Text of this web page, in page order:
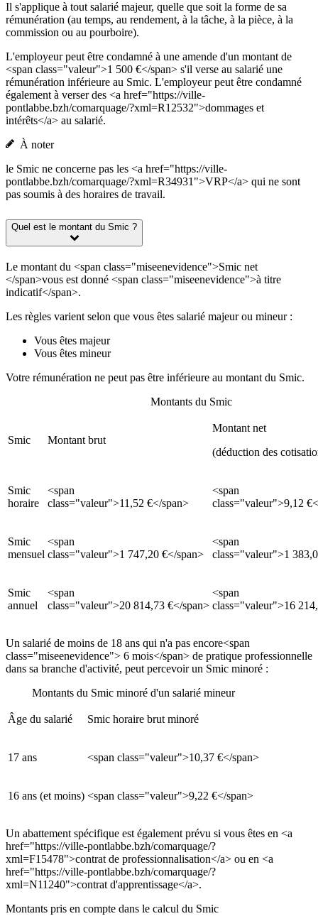
Il s'applique à tout salarié majeur, quelle que soit la forme de sa
rémunération (au temps, au rendement, à la tâche, à la pièce, à la
commission ou au pourboire).
L'employeur peut être condamné à une amende d'un montant de
<span class="valeur">1 500 €</span> s'il verse au salarié une
rémunération inférieure au Smic. L'employeur peut être condamné
également à verser des <a href="https://ville-
pontlabbe.bzh/comarquage/?xml=R12532">dommages et
intérêts</a> au salarié.
À noter
le Smic ne concerne pas les <a href="https://ville-
pontlabbe.bzh/comarquage/?xml=R34931">VRP</a> qui ne sont
pas soumis à des horaires de travail.
Quel est le montant du Smic ?
Le montant du <span class="miseenevidence">Smic net
</span>vous est donné <span class="miseenevidence">à titre
indicatif</span>.
Les règles varient selon que vous êtes salarié majeur ou mineur :
Vous êtes majeur
Vous êtes mineur
Votre rémunération ne peut pas être inférieure au montant du Smic.
Montants du Smic
Smic Montant brut
Montant net
(déduction des
Smic
horaire
<span
class="valeur">11,52 €</span>
<span
class="valeur">9,12
Smic
mensuel
<span
class="valeur">1 747,20 €</span>
<span
class="valeur">1
Smic
annuel
<span
class="valeur">20 814,73 €</span>
<span
class="valeur">16
Un salarié de moins de 18 ans qui n'a pas encore<span
class="miseenevidence"> 6 mois</span> de pratique professionnelle
dans sa branche d'activité, peut percevoir un Smic minoré :
Montants du Smic minoré d'un salarié mineur
Âge du salarié Smic horaire brut minoré
17 ans <span class="valeur">10,37 €</span>
16 ans (et moins) <span class="valeur">9,22 €</span>
Un abattement spécifique est également prévu si vous êtes en <a
href="https://ville-pontlabbe.bzh/comarquage/?
xml=F15478">contrat de professionnalisation</a> ou en <a
href="https://ville-pontlabbe.bzh/comarquage/?
xml=N11240">contrat d'apprentissage</a>.
Montants pris en compte dans le calcul du Smic